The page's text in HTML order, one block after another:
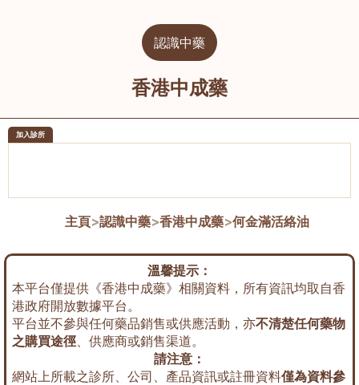
認識中藥
香港中成藥
加入診所
主頁>認識中藥>香港中成藥>何金滿活絡油
溫馨提示：
本平台僅提供《香港中成藥》相關資料，所有資訊均取自香
港政府開放數據平台。
平台並不參與任何藥品銷售或供應活動，亦不清楚任何藥物
之購買途徑、供應商或銷售渠道。
請注意：
網站上所載之診所、公司、產品資訊或註冊資料僅為資料參